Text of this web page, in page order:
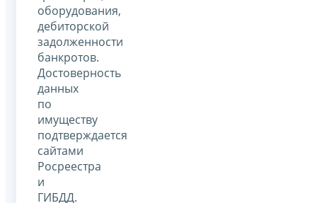
оборудования,
дебиторской
задолженности
банкротов.
Достоверность
данных
по
имуществу
подтверждается
сайтами
Росреестра
и
ГИБДД.